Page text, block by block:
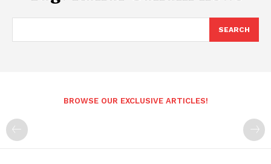
SEARCH
BROWSE OUR EXCLUSIVE ARTICLES!